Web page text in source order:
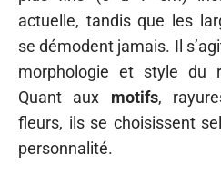
actuelle, tandis que les
se démodent jamais. Il
morphologie et style du
Quant aux motifs,
fleurs, ils se choisissent
personnalité.